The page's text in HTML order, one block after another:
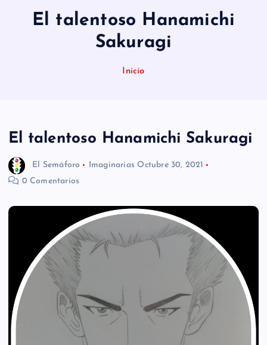
El talentoso Hanamichi
Sakuragi
Inicio
El talentoso Hanamichi Sakuragi
El Semáforo Imaginarias Octubre 30, 2021
0 Comentarios